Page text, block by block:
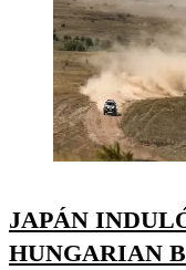
JAPÁN
HUNGARIAN